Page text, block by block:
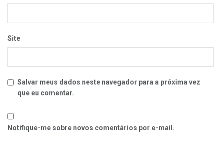
Site
Salvar meus dados neste navegador para a próxima vez
que eu comentar.
Notifique-me sobre novos comentários por e-mail.